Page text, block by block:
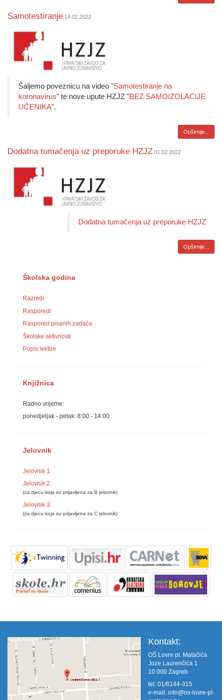
​Samotestiranje 14.02.2022
Šaljemo poveznicu na video "Samotestiranje na
koronavirus" te nove upute HZJZ "BEZ SAMOIZOLACIJE
UČENIKA".
Opširnije...
Dodatna tumačenja uz preporuke HZJZ 01.02.2022
​Dodatna tumačenja uz preporuke HZJZ
Opširnije...
Školska godina
Razredi
Rasporedi
Raspored pisanih zadaća
Školske aktivnosti
Popis lektire
Knjižnica
Radno vrijeme:
ponedjeljak - petak: 8:00 - 14:00
Jelovnik
Jelovnik 1.
Jelovnik 2.
(za djecu koja su prijavljena za B jelovnik)
Jelovnik 3.
(za djecu koja su prijavljena za C jelovnik)
Kontakt:
OŠ Lovre pl. Matačića
Joze Laurenčića 1
10 000 Zagreb
tel: 01/6144-315
e-mail: info@os-lovre-pl-